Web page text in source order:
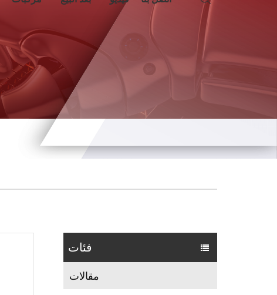
English
Français
Deutsch
Pусский
Español
العربية
فئات
مقالات